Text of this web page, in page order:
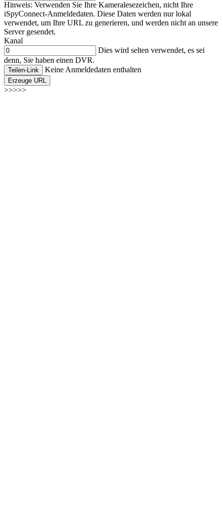
Hinweis: Verwenden Sie Ihre Kameralesezeichen, nicht Ihre
iSpyConnect-Anmeldedaten. Diese Daten werden nur lokal
verwendet, um Ihre URL zu generieren, und werden nicht an unsere
Server gesendet.
Kanal
Dies wird selten verwendet, es sei
denn, Sie haben einen DVR.
Teilen-Link Keine Anmeldedaten enthalten
Erzeuge URL
>>>>>